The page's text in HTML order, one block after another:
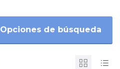
Opciones de búsqueda